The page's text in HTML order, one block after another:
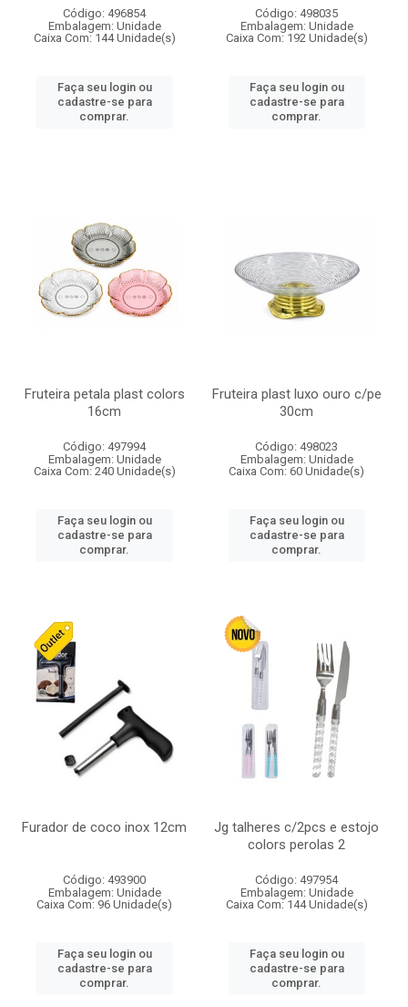
Código: 496854
Embalagem: Unidade
Caixa Com: 144 Unidade(s)
Faça seu login ou
cadastre-se para
comprar.
Código: 498035
Embalagem: Unidade
Caixa Com: 192 Unidade(s)
Faça seu login ou
cadastre-se para
comprar.
Fruteira petala plast colors
16cm
Código: 497994
Embalagem: Unidade
Caixa Com: 240 Unidade(s)
Faça seu login ou
cadastre-se para
comprar.
Fruteira plast luxo ouro c/pe
30cm
Código: 498023
Embalagem: Unidade
Caixa Com: 60 Unidade(s)
Faça seu login ou
cadastre-se para
comprar.
Furador de coco inox 12cm
Código: 493900
Embalagem: Unidade
Caixa Com: 96 Unidade(s)
Faça seu login ou
cadastre-se para
comprar.
Jg talheres c/2pcs e estojo
colors perolas 2
Código: 497954
Embalagem: Unidade
Caixa Com: 144 Unidade(s)
Faça seu login ou
cadastre-se para
comprar.